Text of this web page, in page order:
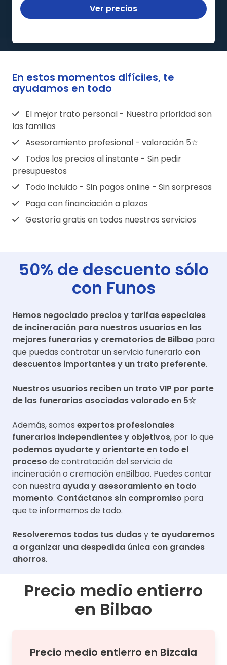
Ver precios
En estos momentos difíciles, te
ayudamos en todo
El mejor trato personal - Nuestra prioridad son
las familias
Asesoramiento profesional - valoración 5☆
Todos los precios al instante - Sin pedir
presupuestos
Todo incluido - Sin pagos online - Sin sorpresas
Paga con financiación a plazos
Gestoría gratis en todos nuestros servicios
50% de descuento sólo
con Funos
Hemos negociado precios y tarifas especiales
de incineración para nuestros usuarios en las
mejores funerarias y crematorios de Bilbao para
que puedas contratar un servicio funerario con
descuentos importantes y un trato preferente.
Nuestros usuarios reciben un trato VIP por parte
de las funerarias asociadas valorado en 5☆
Además, somos expertos profesionales
funerarios independientes y objetivos, por lo que
podemos ayudarte y orientarte en todo el
proceso de contratación del servicio de
incineración o cremación enBilbao. Puedes contar
con nuestra ayuda y asesoramiento en todo
momento. Contáctanos sin compromiso para
que te informemos de todo.
Resolveremos todas tus dudasy te ayudaremos
a organizar una despedida única con grandes
ahorros.
Precio medio entierro
en Bilbao
Precio medio entierro en Bizcaia